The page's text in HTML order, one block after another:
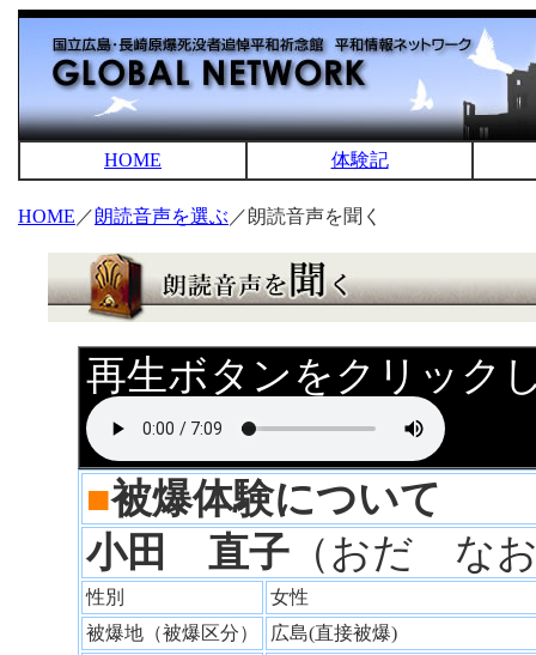
HOME 体験記
HOME ／朗読音声を選ぶ ／朗読音声を聞く
再生ボタンをクリック
■被爆体験について
小田 直子 （おだ な
性別
女性
被爆地（被爆区分）
広島(直接被爆)